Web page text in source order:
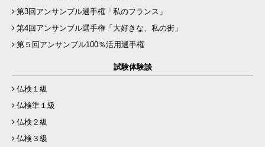
第3回アンサンブル選手権「私のフランス」
第4回アンサンブル選手権「大好きな、私の街」
第５回アンサンブル100％活用選手権
試験体験談
仏検１級
仏検準１級
仏検２級
仏検３級